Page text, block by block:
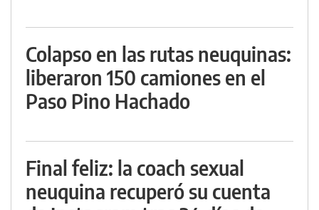
Colapso en las rutas neuquinas:
liberaron 150 camiones en el
Paso Pino Hachado
Final feliz: la coach sexual
neuquina recuperó su cuenta